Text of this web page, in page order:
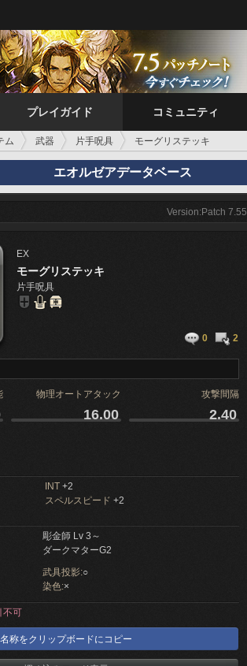
プレイガイド コミュニティ
ム 武器 片手呪具 モーグリステッキ
エオルゼアデータベース
Version:Patch 7.55
EX
モーグリステッキ
片手呪具
0 2
物理オートアタック 攻撃間隔
16.00 2.40
INT +2
スペルスピード +2
彫金師 Lv 3～
ダークマターG2
武具投影:○
染色:×
不可
名称をクリップボードにコピー